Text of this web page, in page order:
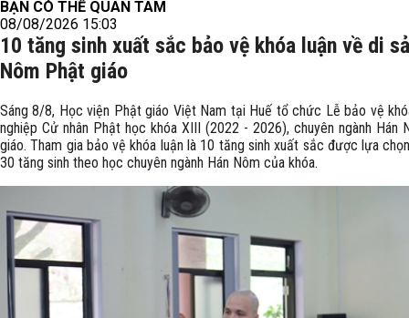
BẠN CÓ THỂ QUAN TÂM
08/08/2026 15:03
10 tăng sinh xuất sắc bảo vệ khóa luận về di
Nôm Phật giáo
Sáng 8/8, Học viện Phật giáo Việt Nam tại Huế tổ chức Lễ bảo vệ
nghiệp Cử nhân Phật học khóa XIII (2022 - 2026), chuyên ngành Hán
giáo. Tham gia bảo vệ khóa luận là 10 tăng sinh xuất sắc được lựa
30 tăng sinh theo học chuyên ngành Hán Nôm của khóa.